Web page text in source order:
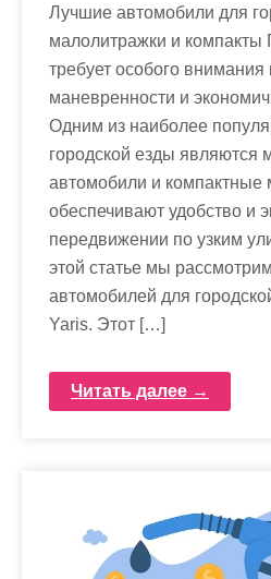
Лучшие автомобили для
малолитражки и компакты
требует особого внимания
маневренности и
Одним из наиболее
городской езды являются
автомобили и компактные
обеспечивают удобство и
передвижении по узким
этой статье мы
автомобилей для
Yaris. Этот […]
Читать далее →